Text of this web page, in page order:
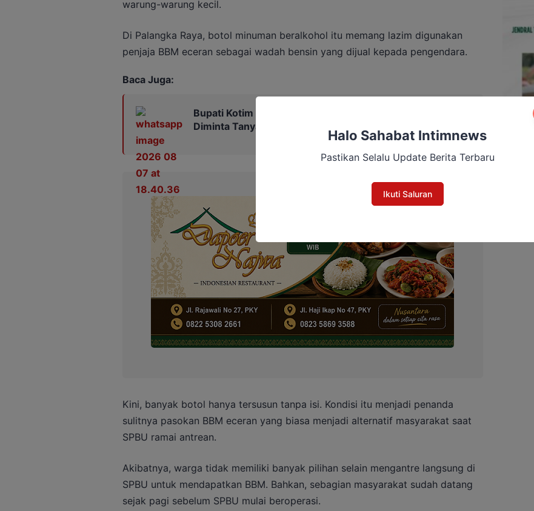
warung-warung kecil.
Di Palangka Raya, botol minuman beralkohol itu memang lazim digunakan
penjaja BBM eceran sebagai wadah bensin yang dijual kepada pengendara.
Baca Juga:
Bupati Kotim Enggan Komentari Karhutla, Wartawan
Diminta Tanya ke Gubernur
Kini, banyak botol hanya tersusun tanpa isi. Kondisi itu menjadi penanda
sulitnya pasokan BBM eceran yang biasa menjadi alternatif masyarakat saat
SPBU ramai antrean.
Akibatnya, warga tidak memiliki banyak pilihan selain mengantre langsung di
SPBU untuk mendapatkan BBM. Bahkan, sebagian masyarakat sudah datang
sejak pagi sebelum SPBU mulai beroperasi.
Halo Sahabat Intimnews
Pastikan Selalu Update Berita Terbaru
Ikuti Saluran